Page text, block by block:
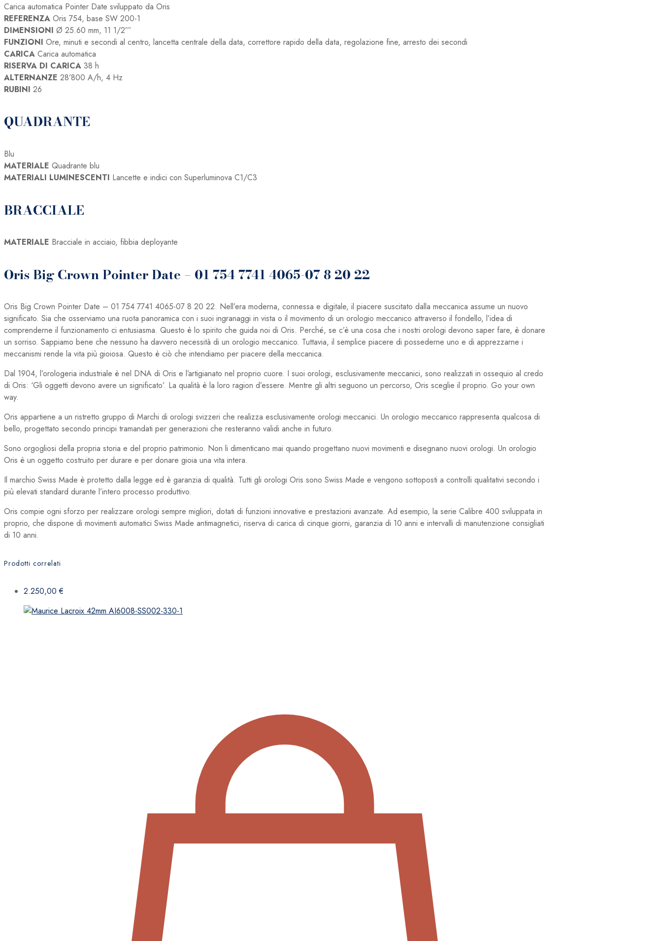
Carica automatica Pointer Date sviluppato da Oris
REFERENZA Oris 754, base SW 200-1
DIMENSIONI Ø 25.60 mm, 11 1/2’’’
FUNZIONI Ore, minuti e secondi al centro, lancetta centrale della data, correttore rapido della data, regolazione fine, arresto dei secondi
CARICA Carica automatica
RISERVA DI CARICA 38 h
ALTERNANZE 28’800 A/h, 4 Hz
RUBINI 26
QUADRANTE
Blu
MATERIALE Quadrante blu
MATERIALI LUMINESCENTI Lancette e indici con Superluminova C1/C3
BRACCIALE
MATERIALE Bracciale in acciaio, fibbia deployante
Oris Big Crown Pointer Date – 01 754 7741 4065-07 8 20 22
Oris Big Crown Pointer Date – 01 754 7741 4065-07 8 20 22. Nell’era moderna, connessa e digitale, il piacere suscitato dalla meccanica assume un nuovo
significato. Sia che osserviamo una ruota panoramica con i suoi ingranaggi in vista o il movimento di un orologio meccanico attraverso il fondello, l’idea di
comprenderne il funzionamento ci entusiasma. Questo è lo spirito che guida noi di Oris. Perché, se c’è una cosa che i nostri orologi devono saper fare, è donare
un sorriso. Sappiamo bene che nessuno ha davvero necessità di un orologio meccanico. Tuttavia, il semplice piacere di possederne uno e di apprezzarne i
meccanismi rende la vita più gioiosa. Questo è ciò che intendiamo per piacere della meccanica.
Dal 1904, l’orologeria industriale è nel DNA di Oris e l’artigianato nel proprio cuore. I suoi orologi, esclusivamente meccanici, sono realizzati in ossequio al credo
di Oris: ‘Gli oggetti devono avere un significato’. La qualità è la loro ragion d’essere. Mentre gli altri seguono un percorso, Oris sceglie il proprio. Go your own
way.
Oris appartiene a un ristretto gruppo di Marchi di orologi svizzeri che realizza esclusivamente orologi meccanici. Un orologio meccanico rappresenta qualcosa di
bello, progettato secondo principi tramandati per generazioni che resteranno validi anche in futuro.
Sono orgogliosi della propria storia e del proprio patrimonio. Non li dimenticano mai quando progettano nuovi movimenti e disegnano nuovi orologi. Un orologio
Oris è un oggetto costruito per durare e per donare gioia una vita intera.
Il marchio Swiss Made è protetto dalla legge ed è garanzia di qualità. Tutti gli orologi Oris sono Swiss Made e vengono sottoposti a controlli qualitativi secondo i
più elevati standard durante l’intero processo produttivo.
Oris compie ogni sforzo per realizzare orologi sempre migliori, dotati di funzioni innovative e prestazioni avanzate. Ad esempio, la serie Calibre 400 sviluppata in
proprio, che dispone di movimenti automatici Swiss Made antimagnetici, riserva di carica di cinque giorni, garanzia di 10 anni e intervalli di manutenzione consigliati
di 10 anni.
Prodotti correlati
2.250,00€